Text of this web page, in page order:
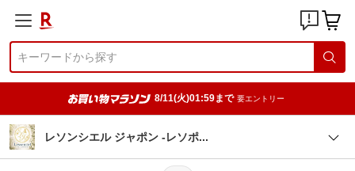
8/11(火)01:59まで 要エントリー
レソンシエル ジャポン -レソポ